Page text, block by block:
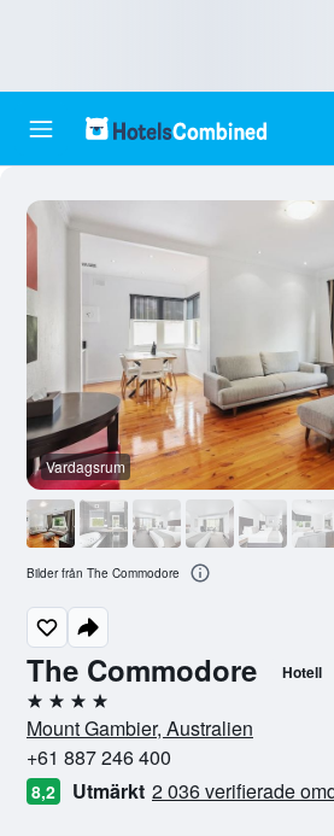
The Commodore Hotell
4 stjärnor
Mount Gambier, Australien
+61 887 246 400
8,2 Utmärkt 2 036 verifierade
Vardagsrum
Bilder från The Commodore